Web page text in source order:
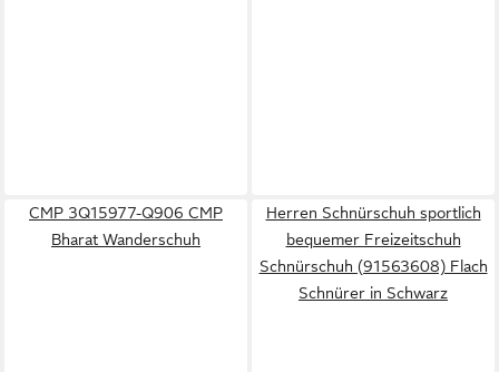
CMP 3Q15977-Q906 CMP
Bharat Wanderschuh
Herren Schnürschuh sportlich
bequemer Freizeitschuh
Schnürschuh (91563608) Flach
Schnürer in Schwarz